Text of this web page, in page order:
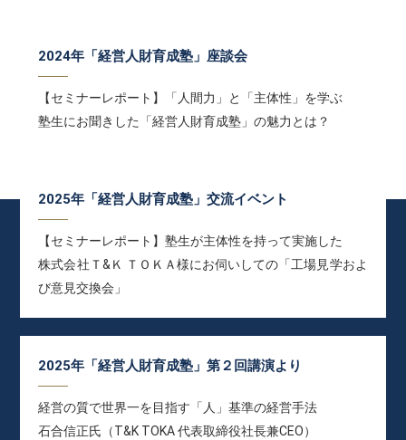
2024年「経営人財育成塾」座談会
【セミナーレポート】「人間力」と「主体性」を学ぶ
塾生にお聞きした「経営人財育成塾」の魅力とは？
2025年「経営人財育成塾」交流イベント
【セミナーレポート】塾生が主体性を持って実施した
株式会社Ｔ&Ｋ ＴＯＫＡ様にお伺いしての「工場見学およ
び意見交換会」
2025年「経営人財育成塾」第２回講演より
経営の質で世界一を目指す「人」基準の経営手法
石合信正氏（T&K TOKA 代表取締役社長兼CEO）